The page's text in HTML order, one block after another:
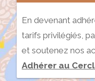
En devenant
tarifs privilégiés,
et soutenez nos
Adhérer au